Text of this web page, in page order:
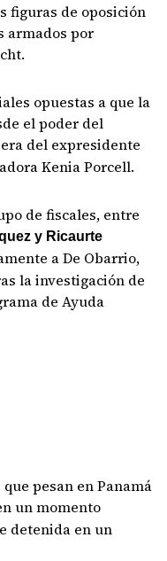
figuras de oposición
armados por
opuestas a que la
el poder del
del expresidente
Kenia Porcell.
de fiscales, entre
y Ricaurte
a De Obarrio,
la investigación de
de Ayuda
pesan en Panamá
un momento
detenida en un